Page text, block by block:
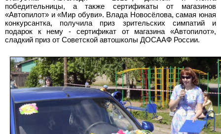
победительницы, а также сертификаты от магазинов
«Автопилот» и «Мир обуви». Влада Новосёлова, самая юная
конкурсантка, получила приз зрительских симпатий и
подарок к нему - сертификат от магазина «Автопилот»,
сладкий приз от Советской автошколы ДОСААФ России.